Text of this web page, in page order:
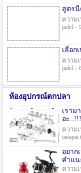
สูตรนี้
ความ
jadel -
เลือก
ความ
jadel -
ห้องอุปกรณ์ตกปลา
เรามา
อะ..!!!
ความ
tanapat
อยาก
คำแ
ความ